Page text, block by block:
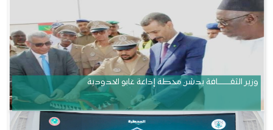
وزير الثقــــــــــافة يدشن محطة إذاعة غابو الحدودية